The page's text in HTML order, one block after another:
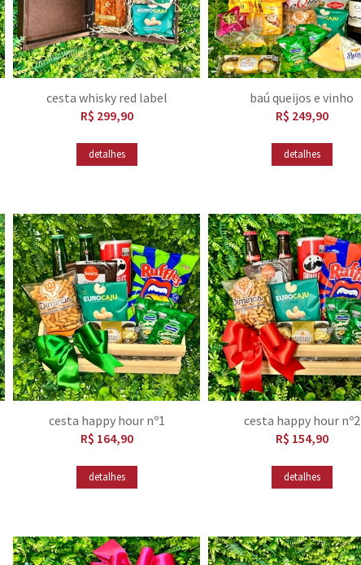
cesta whisky red label
R$ 299,90
detalhes
baú queijos e vinho
R$ 249,90
detalhes
cesta happy hour nº1
R$ 164,90
detalhes
cesta happy hour nº2
R$ 154,90
detalhes